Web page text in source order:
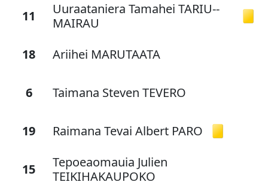
11
Uuraataniera Tamahei TARIU--
MAIRAU
18
Ariihei MARUTAATA
6 Taimana Steven TEVERO
19 Raimana Tevai Albert PARO
15
Tepoeaomauia Julien
TEIKIHAKAUPOKO